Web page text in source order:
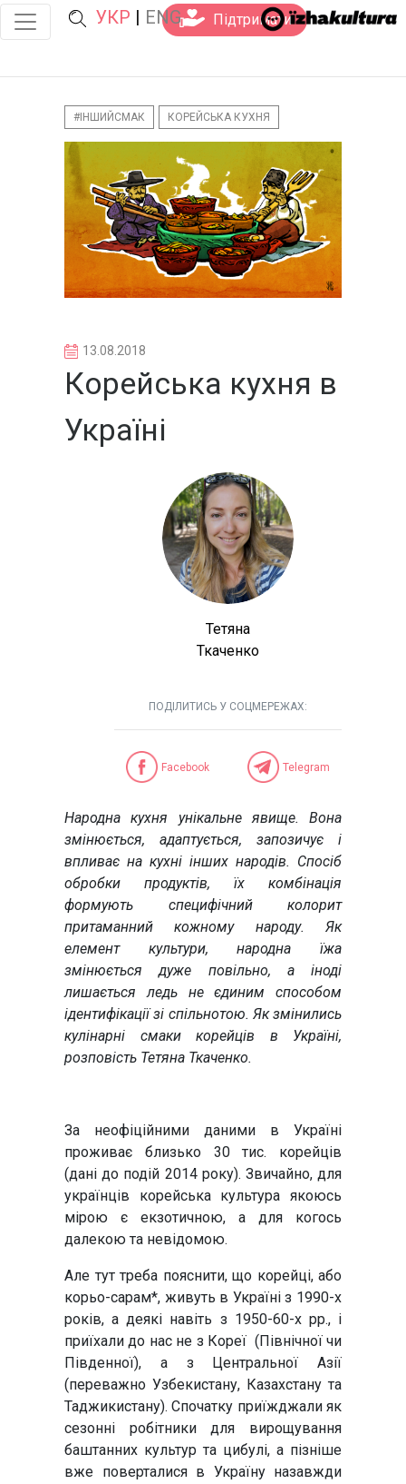
УКР | ENG Підтримати
#ІНШИЙСМАК КОРЕЙСЬКА КУХНЯ
13.08.2018
Корейська кухня в
Україні
Тетяна
Ткаченко
ПОДІЛИТИСЬ У СОЦМЕРЕЖАХ:
Facebook Telegram
Народна кухня унікальне явище. Вона
змінюється, адаптується, запозичує і
впливає на кухні інших народів. Спосіб
обробки продуктів, їх комбінація
формують специфічний колорит
притаманний кожному народу. Як
елемент культури, народна їжа
змінюється дуже повільно, а іноді
лишається ледь не єдиним способом
ідентифікації зі спільнотою. Як змінились
кулінарні смаки корейців в Україні,
розповість Тетяна Ткаченко.
За неофіційними даними в Україні
проживає близько 30 тис. корейців
(дані до подій 2014 року). Звичайно, для
українців корейська культура якоюсь
мірою є екзотичною, а для когось
далекою та невідомою.
Але тут треба пояснити, що корейці, або
корьо-сарам*, живуть в Україні з 1990-х
років, а деякі навіть з 1950-60-х рр., і
приїхали до нас не з Кореї (Північної чи
Південної), а з Центральної Азії
(переважно Узбекистану, Казахстану та
Таджикистану). Спочатку приїжджали як
сезонні робітники для вирощування
баштанних культур та цибулі, а пізніше
вже поверталися в Україну назавжди